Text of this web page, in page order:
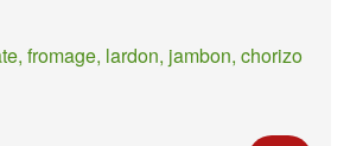
fromage, lardon, jambon, chorizo